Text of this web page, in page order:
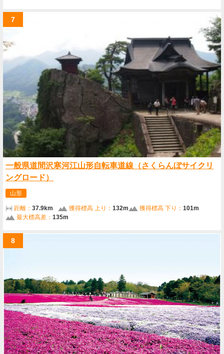
一般県道間沢寒河江山形自転車道線（さくらんぼサイクリ
ングロード）
山形
距離： 37.9km 獲得標高 上り： 132m 獲得標高 下り： 101m
最大標高差： 135m